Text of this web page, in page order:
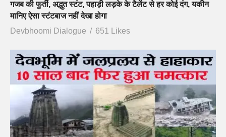
गजब की फुर्ती, अद्भुत स्टंट, पहाड़ी लड़के के टैलेंट से हर कोई दंग, यकीन
मानिए ऐसा स्टंटबाज नहीं देखा होगा
Devbhoomi Dialogue
651 Likes